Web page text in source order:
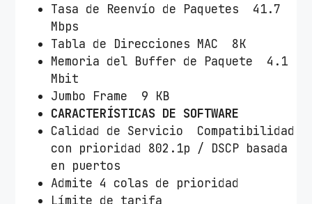
Tasa de Reenvío de Paquetes 41.7
Mbps
Tabla de Direcciones MAC 8K
Memoria del Buffer de Paquete 4.1
Mbit
Jumbo Frame 9 KB
CARACTERÍSTICAS DE SOFTWARE
Calidad de Servicio Compatibilidad
con prioridad 802.1p / DSCP basada
en puertos
Admite 4 colas de prioridad
Límite de tarifa